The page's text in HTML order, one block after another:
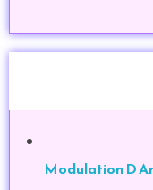
Modulation D